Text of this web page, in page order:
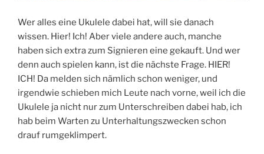
Wer alles eine Ukulele dabei hat, will sie danach
wissen. Hier! Ich! Aber viele andere auch, manche
haben sich extra zum Signieren eine gekauft. Und wer
denn auch spielen kann, ist die nächste Frage. HIER!
ICH! Da melden sich nämlich schon weniger, und
irgendwie schieben mich Leute nach vorne, weil ich die
Ukulele ja nicht nur zum Unterschreiben dabei hab, ich
hab beim Warten zu Unterhaltungszwecken schon
drauf rumgeklimpert.